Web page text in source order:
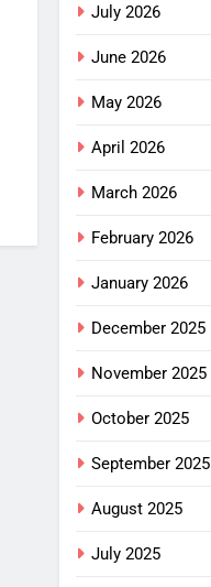
July 2026
June 2026
May 2026
April 2026
March 2026
February 2026
January 2026
December 2025
November 2025
October 2025
September 2025
August 2025
July 2025